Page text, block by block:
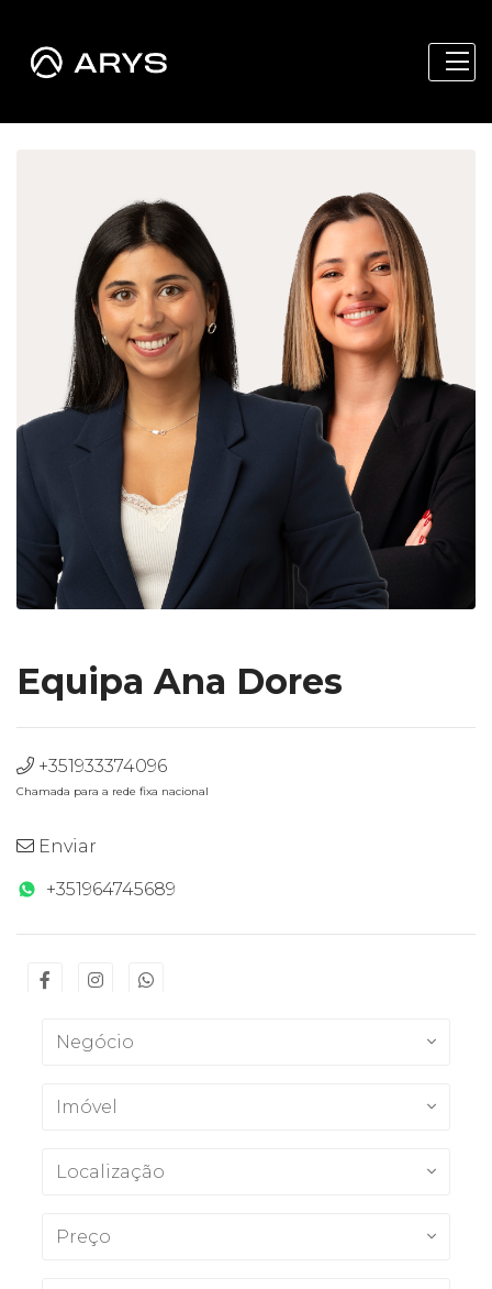
Equipa Ana Dores
+351933374096
Chamada para a rede fixa nacional
Enviar
+351964745689
Negócio
Imóvel
Localização
Preço